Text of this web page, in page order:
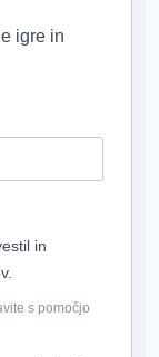
igre in
in
s pomočjo